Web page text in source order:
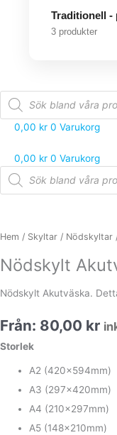
Traditionell -
3 produkter
Products
search
0,00 kr 0 Varukorg
0,00 kr 0 Varukorg
Products
search
Hem / Skyltar / Nödskyltar
Nödskylt
Nödskylt Akutväska.
Från: 80,00 kr
Storlek
A2 (420x594mm)
A3 (297x420mm)
A4 (210x297mm)
A5 (148x210mm)
mängd